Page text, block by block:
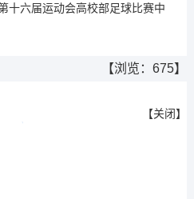
十六届运动会高校部足球比赛中
【浏览：675】
【关闭】